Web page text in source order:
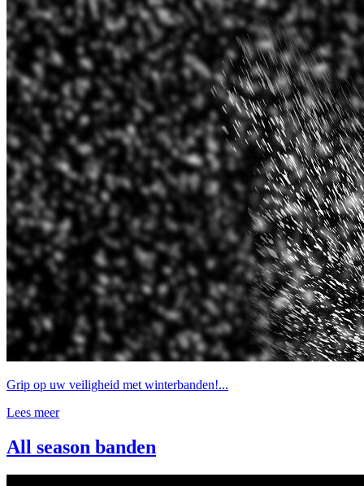
Grip op uw veiligheid met winterbanden!...
Lees meer
All season banden